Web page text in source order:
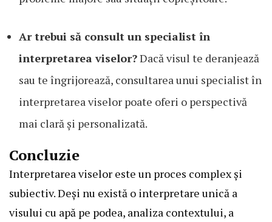
Ar trebui să consult un specialist în
interpretarea viselor?Dacă visul te deranjează
sau te îngrijorează, consultarea unui specialist în
interpretarea viselor poate oferi o perspectivă
mai clară și personalizată.
Concluzie
Interpretarea viselor este un proces complex și
subiectiv. Deși nu există o interpretare unică a
visului cu apă pe podea, analiza contextului, a